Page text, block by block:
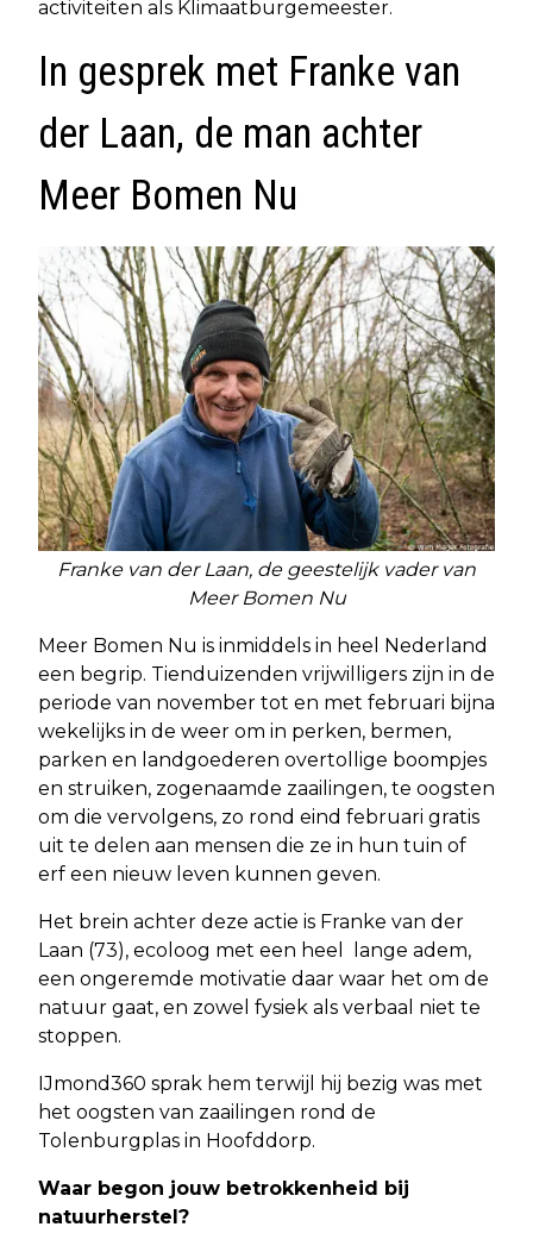
activiteiten als Klimaatburgemeester.
In gesprek met Franke van
der Laan, de man achter
Meer Bomen Nu
Franke van der Laan, de geestelijk vader van
Meer Bomen Nu
Meer Bomen Nu is inmiddels in heel Nederland
een begrip. Tienduizenden vrijwilligers zijn in de
periode van november tot en met februari bijna
wekelijks in de weer om in perken, bermen,
parken en landgoederen overtollige boompjes
en struiken, zogenaamde zaailingen, te oogsten
om die vervolgens, zo rond eind februari gratis
uit te delen aan mensen die ze in hun tuin of
erf een nieuw leven kunnen geven.
Het brein achter deze actie is Franke van der
Laan (73), ecoloog met een heel lange adem,
een ongeremde motivatie daar waar het om de
natuur gaat, en zowel fysiek als verbaal niet te
stoppen.
IJmond360 sprak hem terwijl hij bezig was met
het oogsten van zaailingen rond de
Tolenburgplas in Hoofddorp.
Waar begon jouw betrokkenheid bij
natuurherstel?